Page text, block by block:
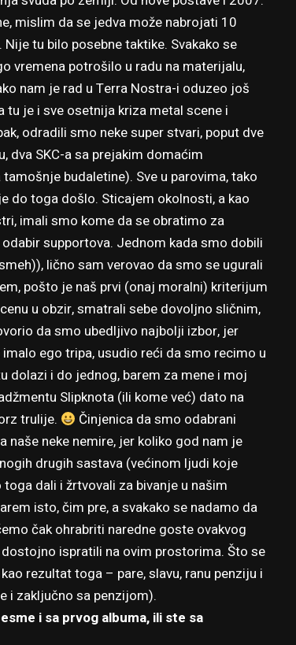
mislim da se jedva može nabrojati 10
Nije tu bilo posebne taktike. Svakako se
vremena potrošilo u radu na materijalu,
nam je rad u Terra Nostra-i oduzeo još
tu je i sve osetnija kriza metal scene i
odradili smo neke super stvari, poput dve
dva SKC-a sa prejakim domaćim
budaletine). Sve u parovima, tako
do toga došlo. Sticajem okolnosti, a kao
imali smo kome da se obratimo za
supportova. Jednom kada smo dobili
lično sam verovao da smo se ugurali
pošto je naš prvi (onaj moralni) kriterijum
u obzir, smatrali sebe dovoljno sličnim,
da smo ubedljivo najbolji izbor, jer
ego tripa, usudio reći da smo recimo u
dolazi i do jednog, barem za mene i moj
Slipknota (ili kome već) dato na
trulije.
Činjenica da smo odabrani
naše neke nemire, jer koliko god nam je
drugih sastava (većinom ljudi koje
dali i žrtvovali za bivanje u našim
isto, čim pre, a svakako se nadamo da
čak ohrabriti naredne goste ovakvog
ispratili na ovim prostorima. Što se
rezultat toga – pare, slavu, ranu penziju i
i zaključno sa penzijom).
i sa prvog albuma, ili ste sa